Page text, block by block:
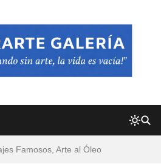
Famosos, Arte al Óleo